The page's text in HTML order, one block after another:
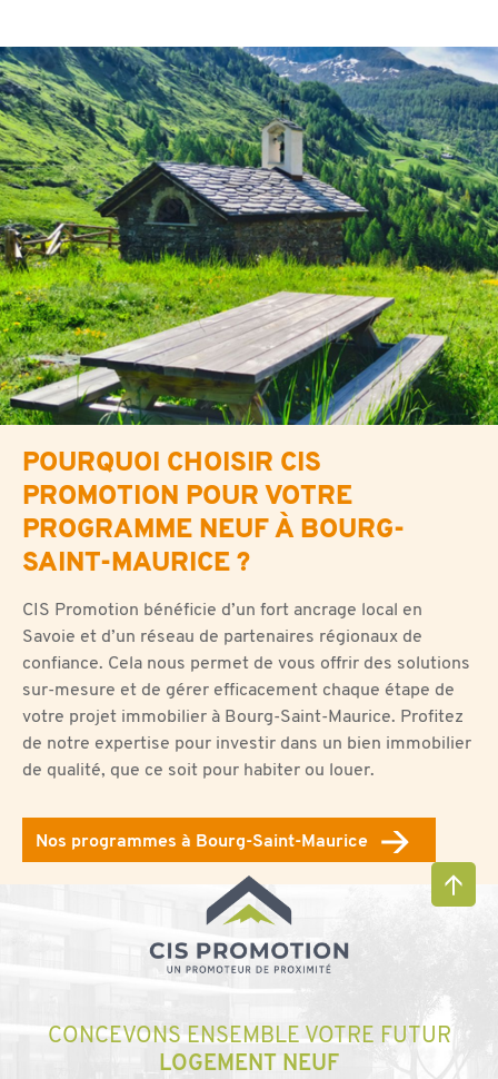
POURQUOI CHOISIR CIS
PROMOTION POUR VOTRE
PROGRAMME NEUF À BOURG-
SAINT-MAURICE ?
CIS Promotion bénéficie d’un fort ancrage local en
Savoie et d’un réseau de partenaires régionaux de
confiance. Cela nous permet de vous offrir des solutions
sur-mesure et de gérer efficacement chaque étape de
votre projet immobilier à Bourg-Saint-Maurice. Profitez
de notre expertise pour investir dans un bien immobilier
de qualité, que ce soit pour habiter ou louer.
Nos programmes à Bourg-Saint-Maurice
CONCEVONS ENSEMBLE VOTRE FUTUR
LOGEMENT NEUF